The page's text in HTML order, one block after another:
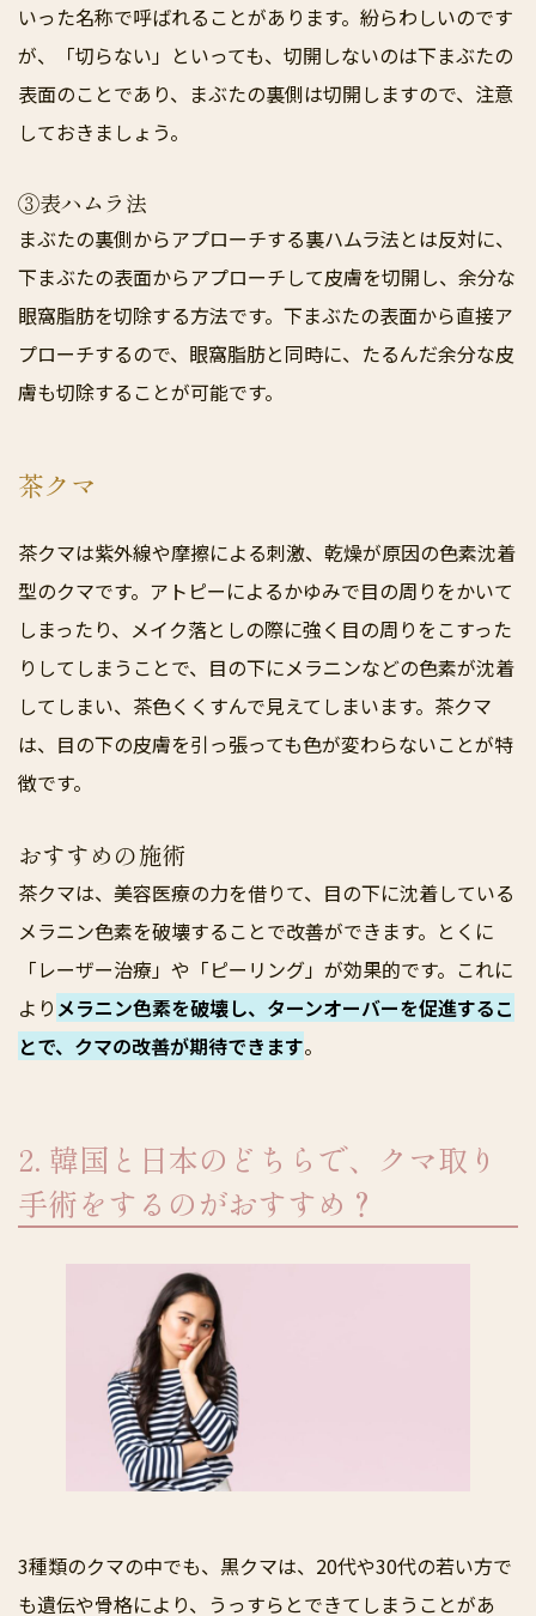
いった名称で呼ばれることがあります。紛らわしいのです
が、「切らない」といっても、切開しないのは下まぶたの
表面のことであり、まぶたの裏側は切開しますので、注意
しておきましょう。
③表ハムラ法
まぶたの裏側からアプローチする裏ハムラ法とは反対に、
下まぶたの表面からアプローチして皮膚を切開し、余分な
眼窩脂肪を切除する方法です。下まぶたの表面から直接ア
プローチするので、眼窩脂肪と同時に、たるんだ余分な皮
膚も切除することが可能です。
茶クマ
茶クマは紫外線や摩擦による刺激、乾燥が原因の色素沈着
型のクマです。アトピーによるかゆみで目の周りをかいて
しまったり、メイク落としの際に強く目の周りをこすった
りしてしまうことで、目の下にメラニンなどの色素が沈着
してしまい、茶色くくすんで見えてしまいます。茶クマ
は、目の下の皮膚を引っ張っても色が変わらないことが特
徴です。
おすすめの施術
茶クマは、美容医療の力を借りて、目の下に沈着している
メラニン色素を破壊することで改善ができます。とくに
「レーザー治療」や「ピーリング」が効果的です。これに
より メラニン色素を破壊し、ターンオーバーを促進するこ
とで、クマの改善が期待できます。
2. 韓国と日本のどちらで、クマ取り
手術をするのがおすすめ？
3種類のクマの中でも、黒クマは、20代や30代の若い方で
も遺伝や骨格により、うっすらとできてしまうことがあ